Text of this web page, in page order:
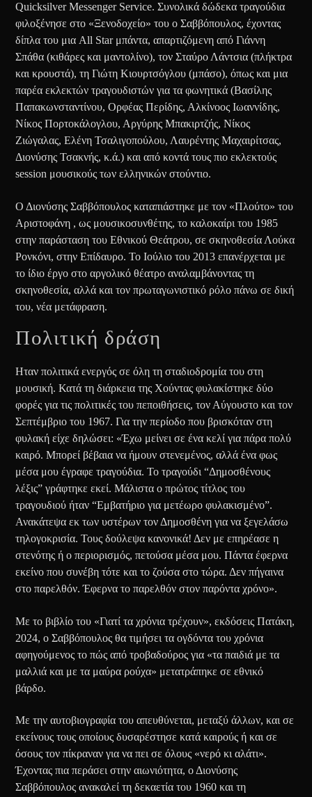
Quicksilver Messenger Service. Συνολικά δώδεκα τραγούδια
φιλοξένησε στο «Ξενοδοχείο» του ο Σαββόπουλος, έχοντας
δίπλα του μια All Star μπάντα, απαρτιζόμενη από Γιάννη
Σπάθα (κιθάρες και μαντολίνο), τον Σταύρο Λάντσια (πλήκτρα
και κρουστά), τη Γιώτη Κιουρτσόγλου (μπάσο), όπως και μια
παρέα εκλεκτών τραγουδιστών για τα φωνητικά (Βασίλης
Παπακωνσταντίνου, Ορφέας Περίδης, Αλκίνοος Ιωαννίδης,
Νίκος Πορτοκάλογλου, Αργύρης Μπακιρτζής, Νίκος
Ζιώγαλας, Ελένη Τσαλιγοπούλου, Λαυρέντης Μαχαιρίτσας,
Διονύσης Τσακνής, κ.ά.) και από κοντά τους πιο εκλεκτούς
session μουσικούς των ελληνικών στούντιο.
Ο Διονύσης Σαββόπουλος καταπιάστηκε με τον «Πλούτο» του
Αριστοφάνη , ως μουσικοσυνθέτης, το καλοκαίρι του 1985
στην παράσταση του Εθνικού Θεάτρου, σε σκηνοθεσία Λούκα
Ρονκόνι, στην Επίδαυρο. Το Ιούλιο του 2013 επανέρχεται με
το ίδιο έργο στο αργολικό θέατρο αναλαμβάνοντας τη
σκηνοθεσία, αλλά και τον πρωταγωνιστικό ρόλο πάνω σε δική
του, νέα μετάφραση.
Πολιτική δράση
Ηταν πολιτικά ενεργός σε όλη τη σταδιοδρομία του στη
μουσική. Κατά τη διάρκεια της Χούντας φυλακίστηκε δύο
φορές για τις πολιτικές του πεποιθήσεις, τον Αύγουστο και τον
Σεπτέμβριο του 1967. Για την περίοδο που βρισκόταν στη
φυλακή είχε δηλώσει: «Έχω μείνει σε ένα κελί για πάρα πολύ
καιρό. Μπορεί βέβαια να ήμουν στενεμένος, αλλά ένα φως
μέσα μου έγραφε τραγούδια. Το τραγούδι “Δημοσθένους
λέξις” γράφτηκε εκεί. Μάλιστα ο πρώτος τίτλος του
τραγουδιού ήταν “Εμβατήριο για μετέωρο φυλακισμένο”.
Ανακάτεψα εκ των υστέρων τον Δημοσθένη για να ξεγελάσω
τηλογοκρισία. Τους δούλεψα κανονικά! Δεν με επηρέασε η
στενότης ή ο περιορισμός, πετούσα μέσα μου. Πάντα έφερνα
εκείνο που συνέβη τότε και το ζούσα στο τώρα. Δεν πήγαινα
στο παρελθόν. Έφερνα το παρελθόν στον παρόντα χρόνο».
Με το βιβλίο του «Γιατί τα χρόνια τρέχουν», εκδόσεις Πατάκη,
2024, ο Σαββόπουλος θα τιμήσει τα ογδόντα του χρόνια
αφηγούμενος το πώς από τροβαδούρος για «τα παιδιά με τα
μαλλιά και με τα μαύρα ρούχα» μετατράπηκε σε εθνικό
βάρδο.
Με την αυτοβιογραφία του απευθύνεται, μεταξύ άλλων, και σε
εκείνους τους οποίους δυσαρέστησε κατά καιρούς ή και σε
όσους τον πίκραναν για να πει σε όλους «νερό κι αλάτι».
Έχοντας πια περάσει στην αιωνιότητα, ο Διονύσης
Σαββόπουλος ανακαλεί τη δεκαετία του 1960 και τη